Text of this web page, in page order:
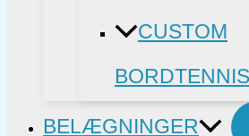
CUSTOM
BELÆGNINGER